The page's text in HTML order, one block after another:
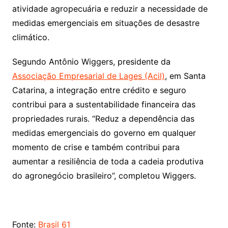
atividade agropecuária e reduzir a necessidade de
medidas emergenciais em situações de desastre
climático.
Segundo Antônio Wiggers, presidente da
Associação Empresarial de Lages (Acil), em Santa
Catarina, a integração entre crédito e seguro
contribui para a sustentabilidade financeira das
propriedades rurais. “Reduz a dependência das
medidas emergenciais do governo em qualquer
momento de crise e também contribui para
aumentar a resiliência de toda a cadeia produtiva
do agronegócio brasileiro”, completou Wiggers.
Fonte: Brasil 61